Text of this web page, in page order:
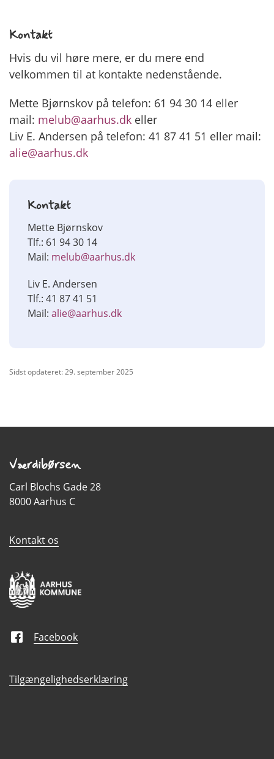
Kontakt
Hvis du vil høre mere, er du mere end
velkommen til at kontakte nedenstående.
Mette Bjørnskov på telefon: 61 94 30 14 eller
mail: melub@aarhus.dk eller
Liv E. Andersen på telefon: 41 87 41 51 eller mail:
alie@aarhus.dk
Kontakt
Mette Bjørnskov
Tlf.: 61 94 30 14
Mail: melub@aarhus.dk
Liv E. Andersen
Tlf.: 41 87 41 51
Mail: alie@aarhus.dk
Sidst opdateret: 29. september 2025
Værdibørsen
Carl Blochs Gade 28
8000 Aarhus C
Kontakt os
Facebook
Tilgængelighedserklæring